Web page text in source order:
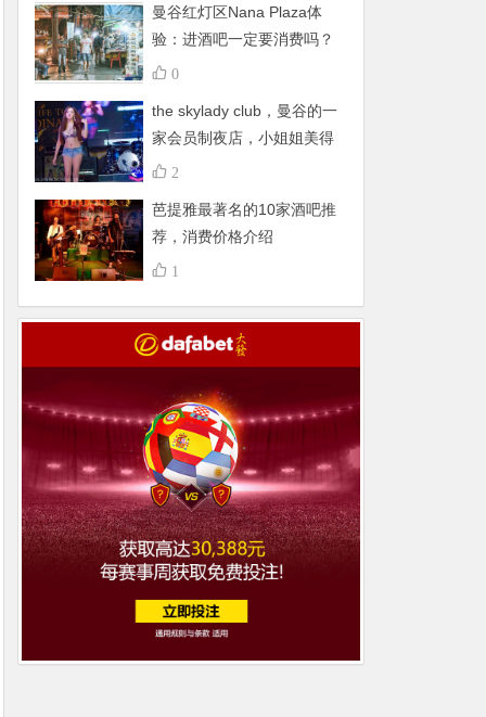
曼谷红灯区Nana Plaza体
验：进酒吧一定要消费吗？
有什么禁忌呢？
0
the skylady club，曼谷的一
家会员制夜店，小姐姐美得
不得了，组团更嗨
2
芭提雅最著名的10家酒吧推
荐，消费价格介绍
1